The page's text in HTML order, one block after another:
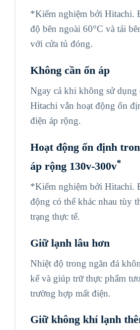
*Kiểm nghiệm bởi Hitachi.
độ bên ngoài 60°C và tải
với cửa tủ đóng.
Không cần ổn áp
Ngay cả khi không sử dụng
Hitachi vẫn hoạt động ổn
điện áp rộng.
Hoạt động ổn định
áp rộng 130v-300v*
*Kiểm nghiệm bởi Hitachi.
động có thể khác nhau tùy
trạng thực tế.
Giữ lạnh lâu hơn
Nhiệt độ trong ngăn đá
kể và giúp trữ thực phẩm
trường hợp mất điện.
Giữ không khí lạnh